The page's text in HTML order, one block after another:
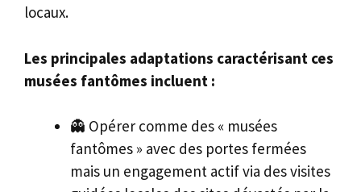
locaux.
Les principales adaptations caractérisant ces
musées fantômes incluent :
👻 Opérer comme des « musées
fantômes » avec des portes fermées
mais un engagement actif via des visites